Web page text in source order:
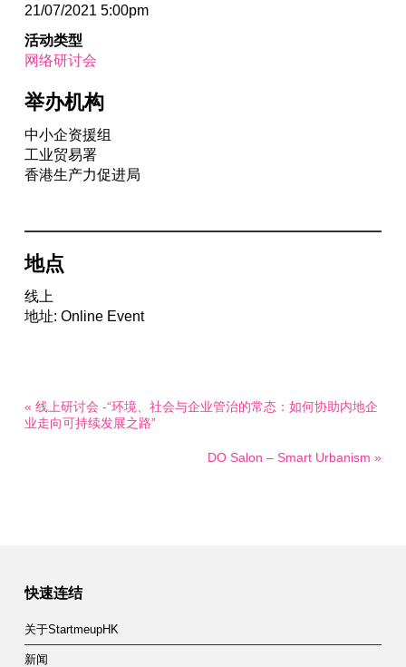
21/07/2021 5:00pm
活动类型
网络研讨会
举办机构
中小企资援组
工业贸易署
香港生产力促进局
地点
线上
地址: Online Event
« 线上研讨会 -“环境、社会与企业管治的常态：如何协助内地企
业走向可持续发展之路”
DO Salon – Smart Urbanism »
快速连结
关于StartmeupHK
新闻